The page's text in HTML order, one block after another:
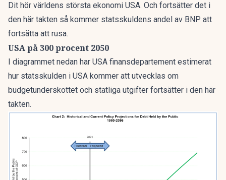
Dit hör världens största ekonomi USA. Och fortsätter det i
den här takten så kommer statsskuldens andel av BNP att
fortsätta att rusa.
USA på 300 procent 2050
I diagrammet nedan har USA finansdepartement estimerat
hur statsskulden i USA kommer att utvecklas om
budgetunderskottet och statliga utgifter fortsätter i den här
takten.